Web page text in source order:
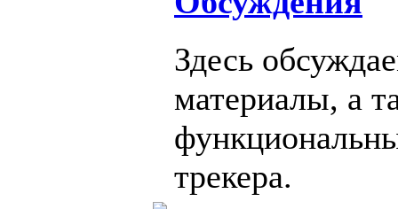
Здесь
материалы, а
трекера.